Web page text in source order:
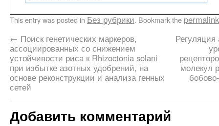
This entry was posted in Без рубрики. Bookmark the permalink
← Поиск генетических маркеров,
ассоциированных со снижением
устойчивости риса к Rhizoctonia solani
при избытке азотных удобрений, на
основе реконструкции и анализа генных
сетей
молекул
Добавить комментарий